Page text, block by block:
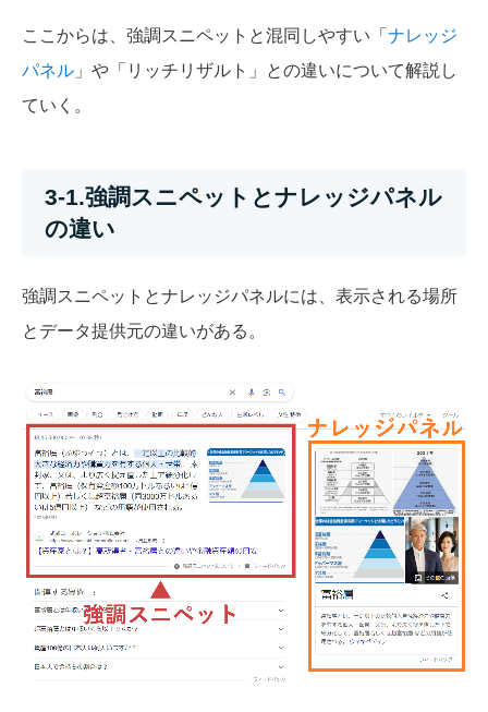
ここからは、強調スニペットと混同しやすい「 ナレッジ
パネル 」や「リッチリザルト」との違いについて解説し
ていく。
3-1.強調スニペットとナレッジパネル
の違い
強調スニペットとナレッジパネルには、表示される場所
とデータ提供元の違いがある。